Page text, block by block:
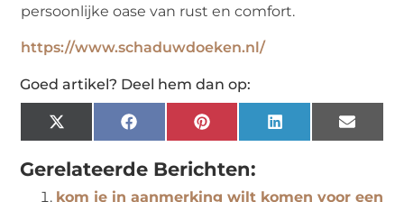
persoonlijke oase van rust en comfort.
https://www.schaduwdoeken.nl/
Goed artikel? Deel hem dan op:
X
(Twitter)
FacebookPinterestLinkedInEmail
Gerelateerde Berichten:
kom je in aanmerking wilt komen voor een